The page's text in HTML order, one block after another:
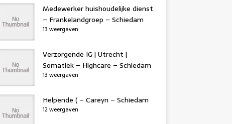
Medewerker huishoudelijke dienst
– Frankelandgroep – Schiedam
13 weergaven
Verzorgende IG | Utrecht |
Somatiek – Highcare – Schiedam
13 weergaven
Helpende ( – Careyn – Schiedam
12 weergaven